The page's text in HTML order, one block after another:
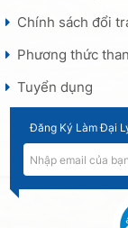
Chính sách đổi
Phương thức
Tuyển dụng
Đăng Ký Làm Đại